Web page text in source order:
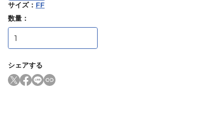
サイズ： FF
数量：
シェアする